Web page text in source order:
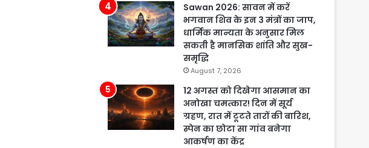
Sawan 2026: सावन में करें
भगवान शिव के इन 3 मंत्रों का जाप,
धार्मिक मान्यता के अनुसार मिल
सकती है मानसिक शांति और सुख-
समृद्धि
August 7, 2026
12 अगस्त को दिखेगा आसमान का
अनोखा चमत्कार! दिन में सूर्य
ग्रहण, रात में टूटते तारों की बारिश,
स्पेन का छोटा सा गांव बनेगा
आकर्षण का केंद्र